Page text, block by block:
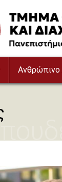
Ανθρώπινο